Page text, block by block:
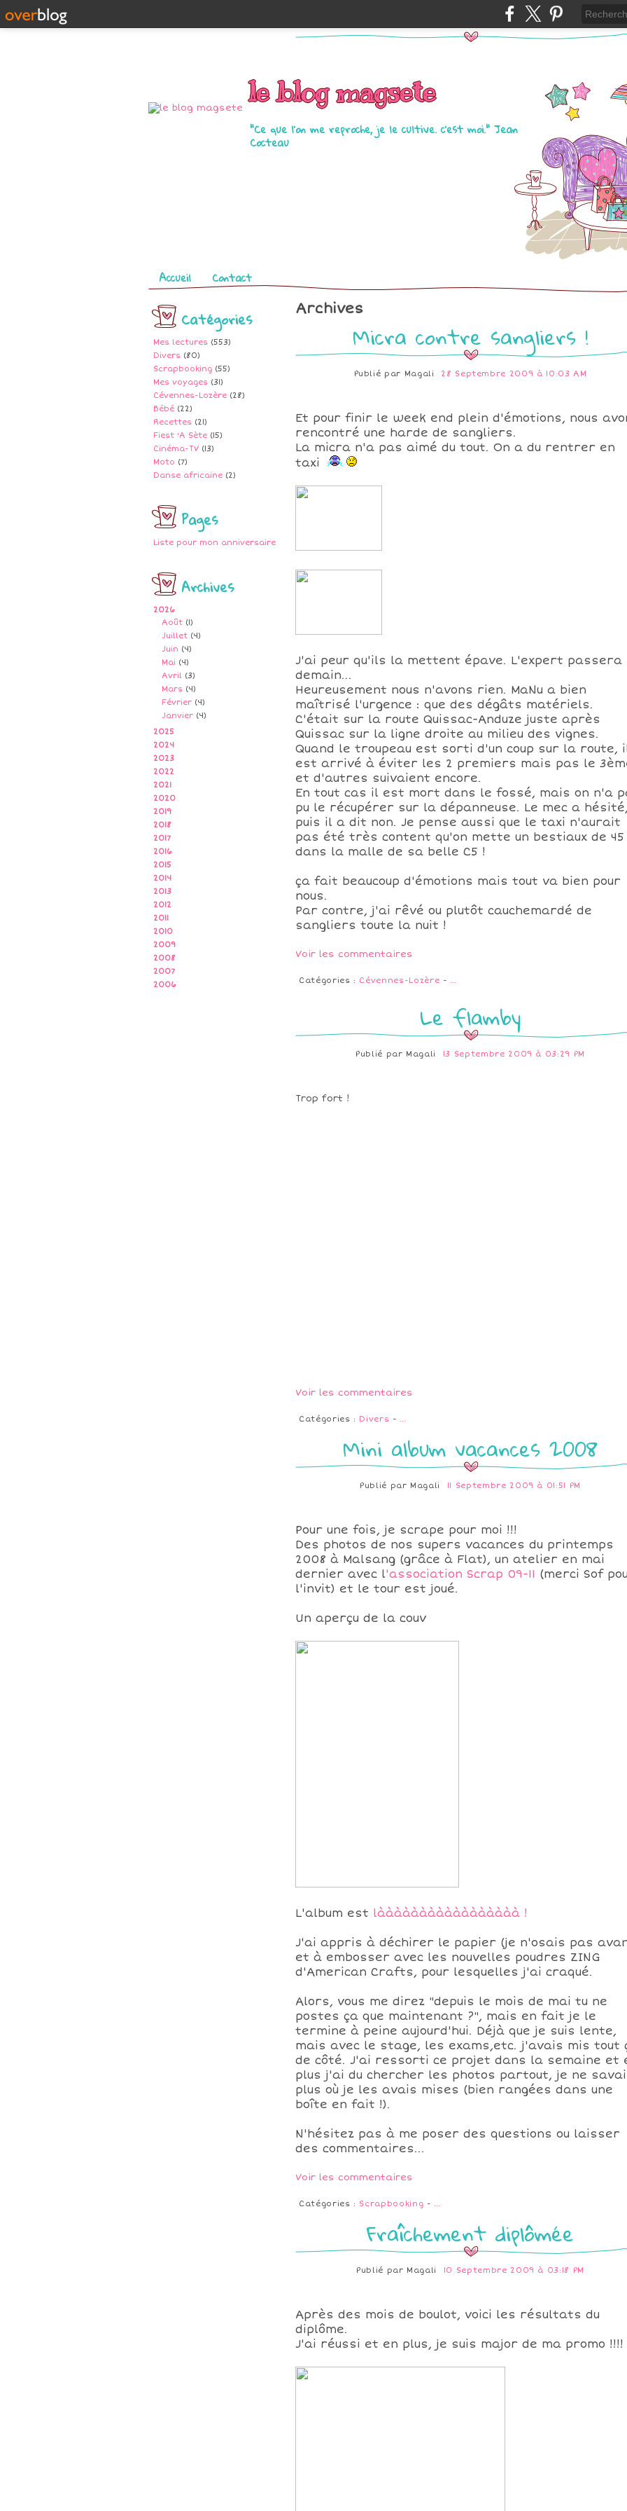
le blog magsete
"Ce que l'on me reproche, je le cultive. c'est moi." Jean
Cocteau
Pages
Accueil Contact
Catégories
Mes lectures (553)
Divers (80)
Scrapbooking (55)
Mes voyages (31)
Cévennes-Lozère (28)
Bébé (22)
Recettes (21)
Fiest 'A Sète (15)
Cinéma-TV (13)
Moto (7)
Danse africaine (2)
Pages
Liste pour mon anniversaire
Archives
2026
Août (1)
Juillet (4)
Juin (4)
Mai (4)
Avril (3)
Mars (4)
Février (4)
Janvier (4)
2025
2024
2023
2022
2021
2020
2019
2018
2017
2016
2015
2014
2013
2012
2011
2010
2009
2008
2007
2006
Archives
Micra contre sangliers !
Publié par Magali 28 Septembre 2009 à 10:03 AM
Et pour finir le week end plein d'émotions, nous
rencontré une harde de sangliers.
La micra n'a pas aimé du tout. On a du rentrer en
taxi
J'ai peur qu'ils la mettent épave. L'expert passera
demain...
Heureusement nous n'avons rien. MaNu a bien
maîtrisé l'urgence : que des dégâts matériels.
C'était sur la route Quissac-Anduze juste après
Quissac sur la ligne droite au milieu des vignes.
Quand le troupeau est sorti d'un coup sur la route,
est arrivé à éviter les 2 premiers mais pas le
et d'autres suivaient encore.
En tout cas il est mort dans le fossé, mais on n'a
pu le récupérer sur la dépanneuse. Le mec a
puis il a dit non. Je pense aussi que le taxi n'aurait
pas été très content qu'on mette un bestiaux de 45
dans la malle de sa belle C5 !
ça fait beaucoup d'émotions mais tout va bien pour
nous.
Par contre, j'ai rêvé ou plutôt cauchemardé de
sangliers toute la nuit !
Voir les commentaires
Catégories : Cévennes-Lozère - …
Le flamby
Publié par Magali 13 Septembre 2009 à 03:29 PM
Trop fort !
Voir les commentaires
Catégories : Divers - …
Mini album vacances 2008
Publié par Magali 11 Septembre 2009 à 01:51 PM
Pour une fois, je scrape pour moi !!!
Des photos de nos supers vacances du printemps
2008 à Malsang (grâce à Flat), un atelier en mai
dernier avec l'association Scrap 09-11 (merci Sof
l'invit) et le tour est joué.
Un aperçu de la couv
L'album est lààààààààààààààààà !
J'ai appris à déchirer le papier (je n'osais pas
et à embosser avec les nouvelles poudres ZING
d'American Crafts, pour lesquelles j'ai craqué.
Alors, vous me direz "depuis le mois de mai tu ne
postes ça que maintenant ?", mais en fait je le
termine à peine aujourd'hui. Déjà que je suis lente,
mais avec le stage, les exams,etc. j'avais mis tout
de côté. J'ai ressorti ce projet dans la semaine et
plus j'ai du chercher les photos partout, je ne
plus où je les avais mises (bien rangées dans une
boîte en fait !).
N'hésitez pas à me poser des questions ou laisser
des commentaires...
Voir les commentaires
Catégories : Scrapbooking - …
Fraîchement diplômée
Publié par Magali 10 Septembre 2009 à 03:18 PM
Après des mois de boulot, voici les résultats du
diplôme.
J'ai réussi et en plus, je suis major de ma promo !!!!